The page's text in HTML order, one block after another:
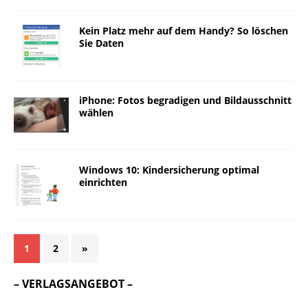
Kein Platz mehr auf dem Handy? So löschen
Sie Daten
iPhone: Fotos begradigen und Bildausschnitt
wählen
Windows 10: Kindersicherung optimal
einrichten
1 2 »
– VERLAGSANGEBOT –